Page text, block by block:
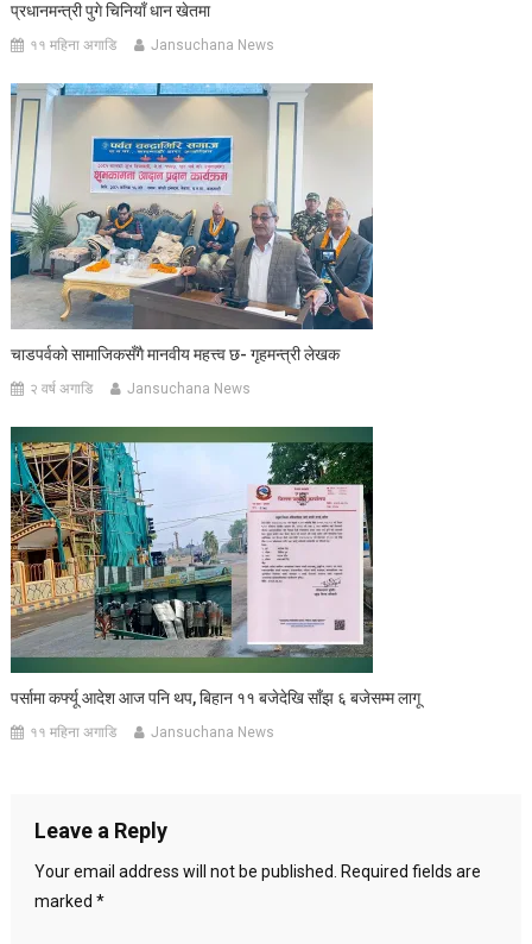
प्रधानमन्त्री पुगे चिनियाँ धान खेतमा
११ महिना अगाडि Jansuchana News
चाडपर्वको सामाजिकसँगै मानवीय महत्त्व छ- गृहमन्त्री लेखक
२ वर्ष अगाडि Jansuchana News
पर्सामा कर्फ्यू आदेश आज पनि थप, बिहान ११ बजेदेखि साँझ ६ बजेसम्म लागू
११ महिना अगाडि Jansuchana News
Leave a Reply
Your email address will not be published.
Required fields are
marked *